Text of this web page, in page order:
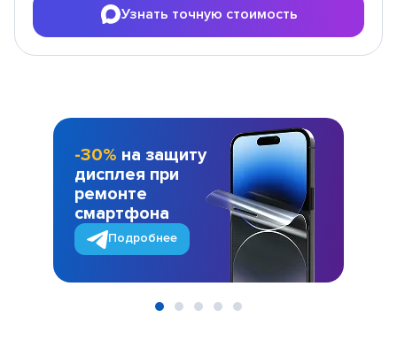
Узнать точную стоимость
-30% на защиту
дисплея при
ремонте
смартфона
Подробнее